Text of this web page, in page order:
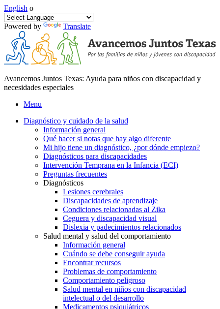
English o
Powered by Translate
Avancemos Juntos Texas: Ayuda para niños con discapacidad y
necesidades especiales
Menu
Diagnóstico y cuidado de la salud
Información general
Qué hacer si notas que hay algo diferente
Mi hijo tiene un diagnóstico, ¿por dónde empiezo?
Diagnósticos para discapacidades
Intervención Temprana en la Infancia (ECI)
Preguntas frecuentes
Diagnósticos
Lesiones cerebrales
Discapacidades de aprendizaje
Condiciones relacionadas al Zika
Ceguera y discapacidad visual
Dislexia y padecimientos relacionados
Salud mental y salud del comportamiento
Información general
Cuándo se debe conseguir ayuda
Encontrar recursos
Problemas de comportamiento
Comportamiento peligroso
Salud mental en niños con discapacidad
intelectual o del desarrollo
Medicamentos psiquiátricos